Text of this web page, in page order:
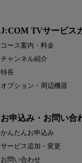
J:COM TVサービス
コース案内・料金
チャンネル紹介
特長
オプション・周辺機器
お申込み・お問い合
かんたんお申込み
サービス追加・変更
お問い合わせ